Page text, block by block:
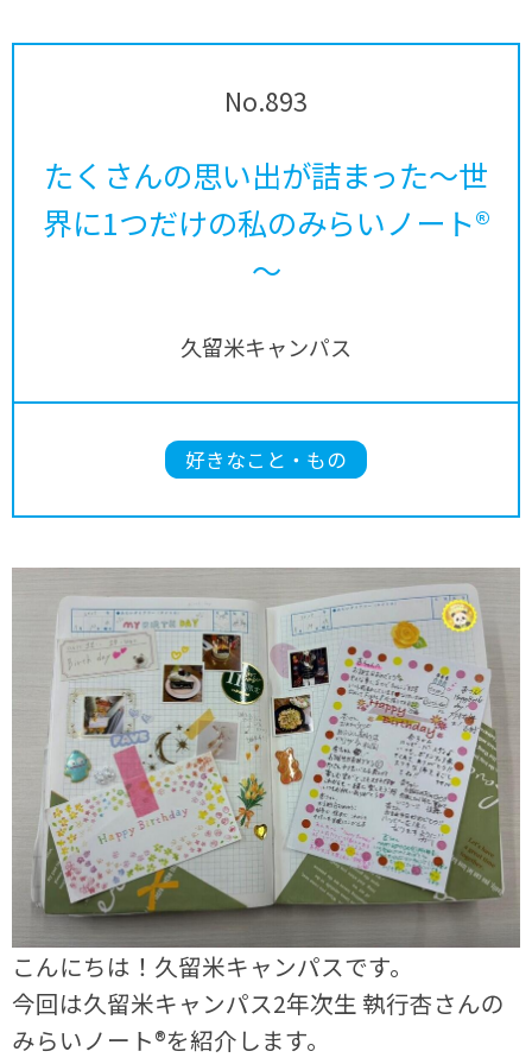
No.893
たくさんの思い出が詰まった～世
界に1つだけの私のみらいノート®
～
久留米キャンパス
好きなこと・もの
こんにちは！久留米キャンパスです。
今回は久留米キャンパス2年次生 執行杏さんの
みらいノート®を紹介します。